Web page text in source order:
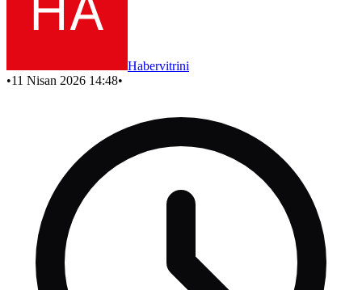
Habervitrini
•11 Nisan 2026 14:48•